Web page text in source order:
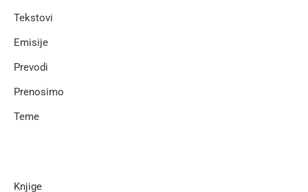
Tekstovi
Emisije
Prevodi
Prenosimo
Teme
Knjige